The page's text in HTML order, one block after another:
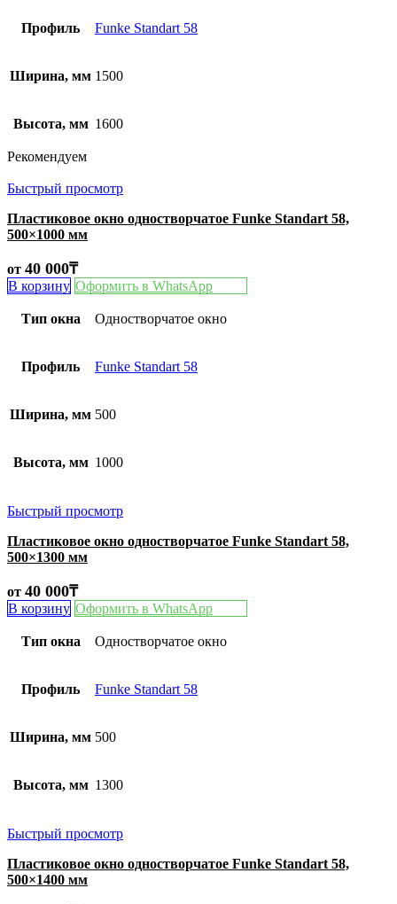
Профиль Funke Standart 58
Ширина, мм 1500
Высота, мм 1600
Рекомендуем
Быстрый просмотр
Пластиковое окно одностворчатое Funke Standart 58,
500×1000 мм
от 40 000₸
В корзину Оформить в WhatsApp
Тип окна Одностворчатое окно
Профиль Funke Standart 58
Ширина, мм 500
Высота, мм 1000
Быстрый просмотр
Пластиковое окно одностворчатое Funke Standart 58,
500×1300 мм
от 40 000₸
В корзину Оформить в WhatsApp
Тип окна Одностворчатое окно
Профиль Funke Standart 58
Ширина, мм 500
Высота, мм 1300
Быстрый просмотр
Пластиковое окно одностворчатое Funke Standart 58,
500×1400 мм